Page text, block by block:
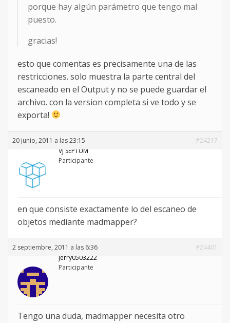
porque hay algún parámetro que tengo mal
puesto.
gracias!
esto que comentas es precisamente una de las
restricciones. solo muestra la parte central del
escaneado en el Output y no se puede guardar el
archivo. con la version completa si ve todo y se
exporta!
20 junio, 2011 a las 23:15
#24217
VJ SEPTUM
Participante
en que consiste exactamente lo del escaneo de
objetos mediante madmapper?
2 septiembre, 2011 a las 6:36
#24401
jerry0503222
Participante
Tengo una duda, madmapper necesita otro